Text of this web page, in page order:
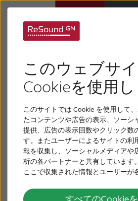
このウェブサ
Cookieを使用
このサイトでは Cookie を使用して
たコンテンツや広告の表示、ソーシ
提供、広告の表示回数やクリック数
す。またユーザーによるサイトの利
報を収集し、ソーシャルメディアや
析の各パートナーと共有しています
ここで収集された情報とユーザーが
用したときに収集した他の情報を組
難聴について
リサウンドについて
サポート
採用情報
その他の補
ポート